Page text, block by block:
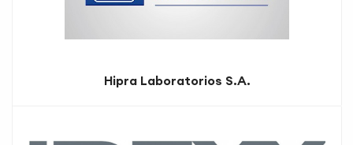
Hipra Laboratorios S.A.